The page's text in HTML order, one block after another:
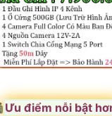
Ưu điểm nỗi bật